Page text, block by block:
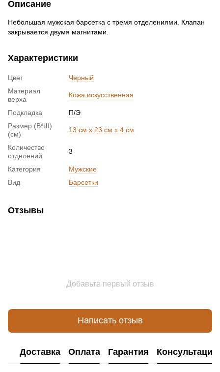
Описание
Небольшая мужская барсетка с тремя отделениями. Клапан
закрывается двумя магнитами.
Характеристики
Цвет
Черный
Материал
верха
Кожа искусственная
Подкладка
П/Э
Размер (В*Ш)
(см)
13 см x 23 см x 4 см
Количество
отделений
3
Категория
Мужские
Вид
Барсетки
Отзывы
Добавьте первый отзыв
Написать отзыв
Доставка Оплата Гарантия Консультация